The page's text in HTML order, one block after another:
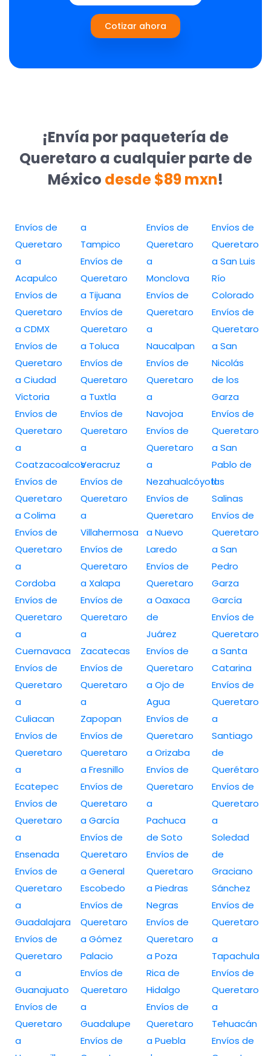
Cotizar ahora
¡Envía por paquetería de
Queretaro a cualquier parte de
México desde $89 mxn!
Envíos de
Queretaro
a
Acapulco
Envíos de
Queretaro
a CDMX
Envíos de
Queretaro
a Ciudad
Victoria
Envíos de
Queretaro
a
Coatzacoalcos
Envíos de
Queretaro
a Colima
Envíos de
Queretaro
a
Cordoba
Envíos de
Queretaro
a
Cuernavaca
Envíos de
Queretaro
a
Culiacan
Envíos de
Queretaro
a
Ecatepec
Envíos de
Queretaro
a
Ensenada
Envíos de
Queretaro
a
Guadalajara
Envíos de
Queretaro
a
Guanajuato
Envíos de
Queretaro
a
a
Tampico
Envíos de
Queretaro
a Tijuana
Envíos de
Queretaro
a Toluca
Envíos de
Queretaro
a Tuxtla
Envíos de
Queretaro
a
Veracruz
Envíos de
Queretaro
a
Villahermosa
Envíos de
Queretaro
a Xalapa
Envíos de
Queretaro
a
Zacatecas
Envíos de
Queretaro
a
Zapopan
Envíos de
Queretaro
a Fresnillo
Envíos de
Queretaro
a García
Envíos de
Queretaro
a General
Escobedo
Envíos de
Queretaro
a Gómez
Palacio
Envíos de
Queretaro
a
Guadalupe
Envíos de
Envíos de
Queretaro
a
Monclova
Envíos de
Queretaro
a
Naucalpan
Envíos de
Queretaro
a
Navojoa
Envíos de
Queretaro
a
Nezahualcóyotl
Envíos de
Queretaro
a Nuevo
Laredo
Envíos de
Queretaro
a Oaxaca
de
Juárez
Envíos de
Queretaro
a Ojo de
Agua
Envíos de
Queretaro
a Orizaba
Envíos de
Queretaro
a
Pachuca
de Soto
Envíos de
Queretaro
a Piedras
Negras
Envíos de
Queretaro
a Poza
Rica de
Hidalgo
Envíos de
Queretaro
a Puebla
Envíos de
Queretaro
a San Luis
Río
Colorado
Envíos de
Queretaro
a San
Nicolás
de los
Garza
Envíos de
Queretaro
a San
Pablo de
las
Salinas
Envíos de
Queretaro
a San
Pedro
Garza
García
Envíos de
Queretaro
a Santa
Catarina
Envíos de
Queretaro
a
Santiago
de
Querétaro
Envíos de
Queretaro
a
Soledad
de
Graciano
Sánchez
Envíos de
Queretaro
a
Tapachula
Envíos de
Queretaro
a
Tehuacán
Envíos de